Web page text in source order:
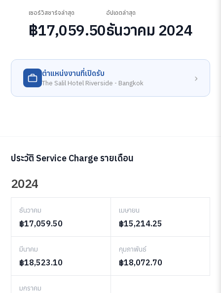
เซอร์วิสชาร์จล่าสุด
฿17,059.50
อัปเดตล่าสุด
ธันวาคม 2024
ตำแหน่งงานที่เปิดรับ
The Salil Hotel Riverside - Bangkok ›
ประวัติ Service Charge รายเดือน
2024
ธันวาคม
฿17,059.50
เมษายน
฿15,214.25
มีนาคม
฿18,523.10
กุมภาพันธ์
฿18,072.70
มกราคม